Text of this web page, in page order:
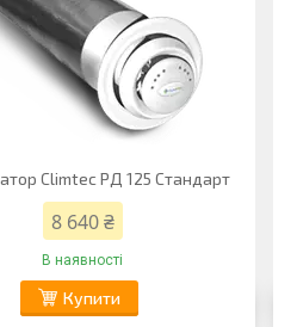
Climtec РД 125 Стандарт
8 640 ₴
В наявності
Купити